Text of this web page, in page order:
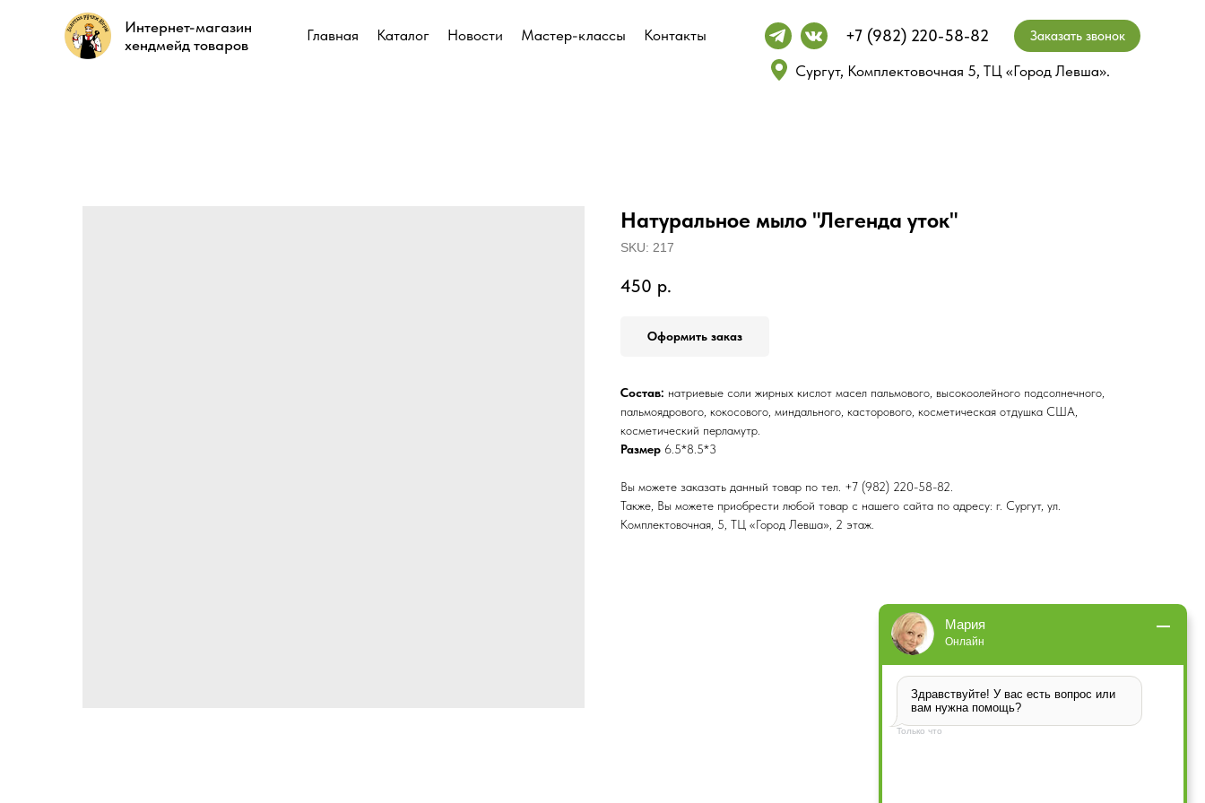
Интернет-магазин
хендмейд товаров
Главная Каталог Новости Мастер-классы Контакты +7 (982) 220-58-82 Заказать звонок
Сургут, Комплектовочная 5, ТЦ «Город Левша».
Интернет-магазин
хендмейд товаров
Главная Каталог Новости Мастер-классы Контакты +7 (982) 220-58-82 Заказать звонок
Сургут, Комплектовочная 5, ТЦ «Город Левша».
Натуральное мыло "Легенда уток"
SKU: 217
450 р.
Оформить заказ
Состав: натриевые соли жирных кислот масел пальмового, высокоолейного подсолнечного,
пальмоядрового, кокосового, миндального, касторового, косметическая отдушка США,
косметический перламутр.
Размер 6.5*8.5*3
Вы можете заказать данный товар по тел. +7 (982) 220-58-82.
Также, Вы можете приобрести любой товар с нашего сайта по адресу: г. Сургут, ул.
Комплектовочная, 5, ТЦ «Город Левша», 2 этаж.
Мария
Онлайн
Здравствуйте! У вас есть вопрос или
вам нужна помощь?
Только что